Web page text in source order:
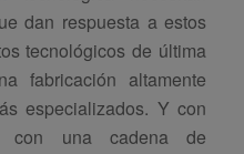
dan respuesta a estos
tecnológicos de última
fabricación altamente
especializados. Y con
con una cadena de